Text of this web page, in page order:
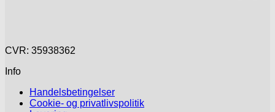
CVR: 35938362
Info
Handelsbetingelser
Cookie- og privatlivspolitik